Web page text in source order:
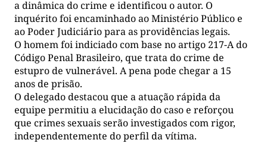
a dinâmica do crime e identificou o autor. O
inquérito foi encaminhado ao Ministério Público e
ao Poder Judiciário para as providências legais.
O homem foi indiciado com base no artigo 217-A do
Código Penal Brasileiro, que trata do crime de
estupro de vulnerável. A pena pode chegar a 15
anos de prisão.
O delegado destacou que a atuação rápida da
equipe permitiu a elucidação do caso e reforçou
que crimes sexuais serão investigados com rigor,
independentemente do perfil da vítima.